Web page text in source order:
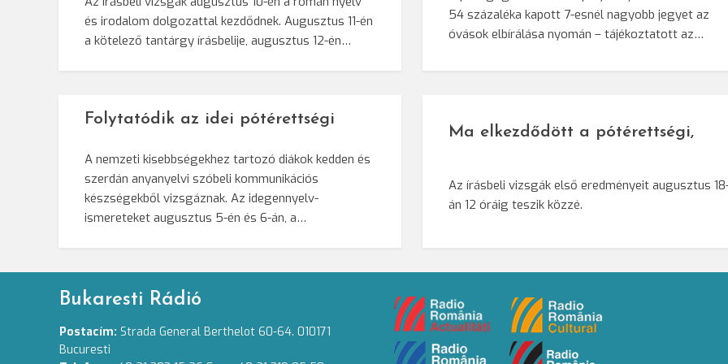
és irodalom dolgozattal kezdődnek. Augusztus 11-én
a kötelező tantárgy írásbelije, augusztus 12-én…
54 százaléka kapott 7-esnél nagyobb jegyet az
óvások elbírálása nyomán – tájékoztatott az…
Folytatódik az idei pótérettségi
A nemzeti kisebbségekhez tartozó diákok kedden és
szerdán anyanyelvi szóbeli kommunikációs
készségekből vizsgáznak. Az idegennyelv-
ismereteket augusztus 5-én és 6-án, a…
Ma elkezdődött a pótérettségi,
Az írásbeli vizsgák első eredményeit augusztus
án 12 óráig teszik közzé.
Bukaresti Rádió
Postacím: Strada General Berthelot 60-64. 010171
Bucuresti